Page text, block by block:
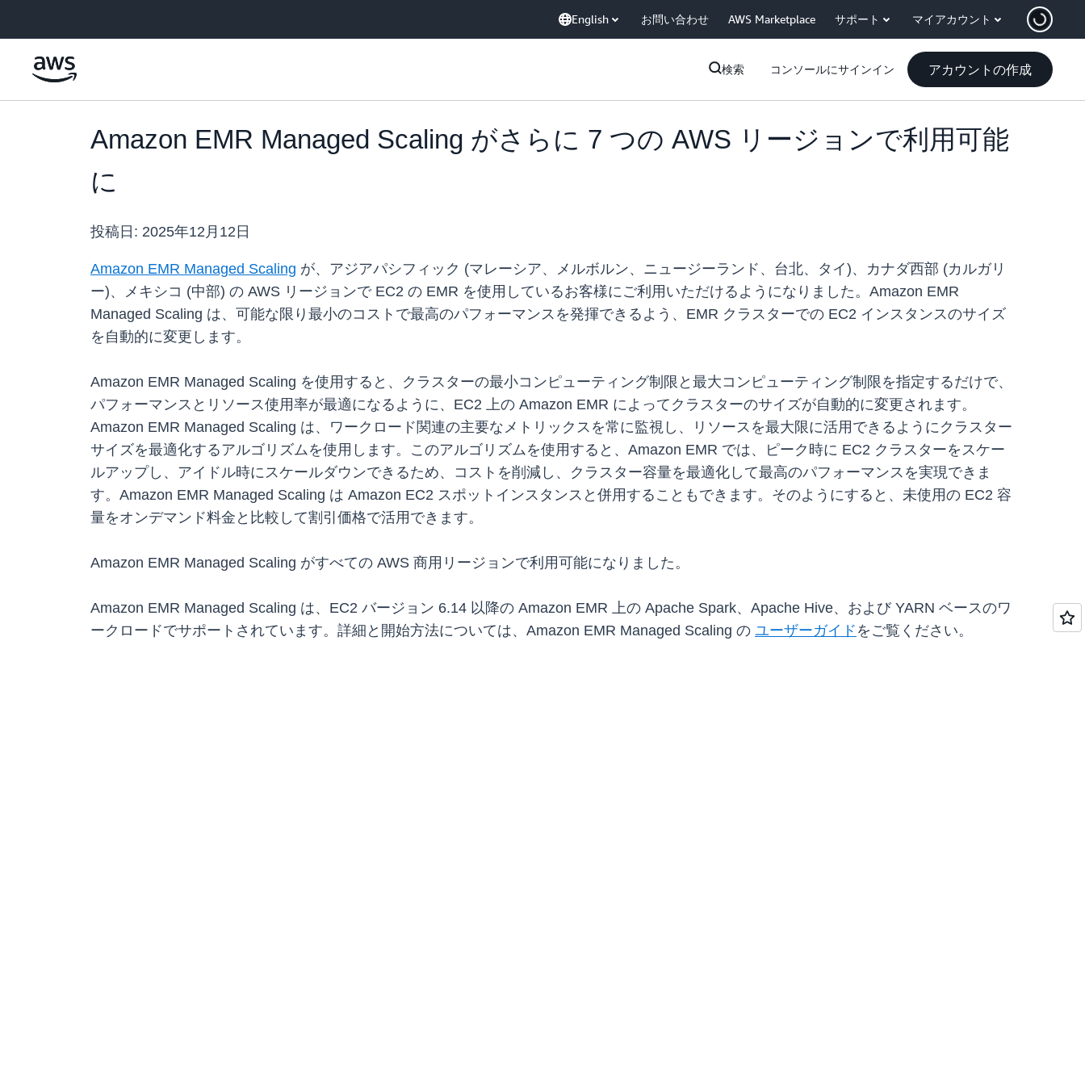
English お問い合わせ AWS Marketplace サポート マイアカウント
検索 コンソールにサインイン アカウントの作成
Amazon EMR Managed Scaling がさらに 7 つの AWS リージョンで利用可能
に
投稿日: 2025年12月12日
Amazon EMR Managed Scaling が、アジアパシフィック (マレーシア、メルボルン、ニュージーランド、台北、タイ)、カナダ西部 (カルガリ
ー)、メキシコ (中部) の AWS リージョンで EC2 の EMR を使用しているお客様にご利用いただけるようになりました。Amazon EMR
Managed Scaling は、可能な限り最小のコストで最高のパフォーマンスを発揮できるよう、EMR クラスターでの EC2 インスタンスのサイズ
を自動的に変更します。
Amazon EMR Managed Scaling を使用すると、クラスターの最小コンピューティング制限と最大コンピューティング制限を指定するだけで、
パフォーマンスとリソース使用率が最適になるように、EC2 上の Amazon EMR によってクラスターのサイズが自動的に変更されます。
Amazon EMR Managed Scaling は、ワークロード関連の主要なメトリックスを常に監視し、リソースを最大限に活用できるようにクラスター
サイズを最適化するアルゴリズムを使用します。このアルゴリズムを使用すると、Amazon EMR では、ピーク時に EC2 クラスターをスケー
ルアップし、アイドル時にスケールダウンできるため、コストを削減し、クラスター容量を最適化して最高のパフォーマンスを実現できま
す。Amazon EMR Managed Scaling は Amazon EC2 スポットインスタンスと併用することもできます。そのようにすると、未使用の EC2 容
量をオンデマンド料金と比較して割引価格で活用できます。
Amazon EMR Managed Scaling がすべての AWS 商用リージョンで利用可能になりました。
Amazon EMR Managed Scaling は、EC2 バージョン 6.14 以降の Amazon EMR 上の Apache Spark、Apache Hive、および YARN ベースのワ
ークロードでサポートされています。詳細と開始方法については、Amazon EMR Managed Scaling の ユーザーガイド をご覧ください。